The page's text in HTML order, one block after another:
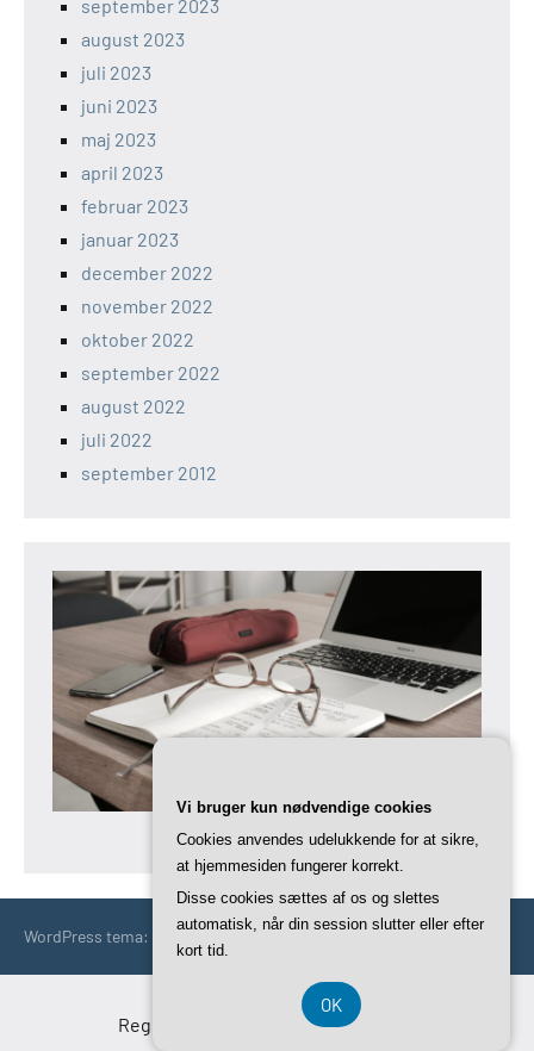
september 2023
august 2023
juli 2023
juni 2023
maj 2023
april 2023
februar 2023
januar 2023
december 2022
november 2022
oktober 2022
september 2022
august 2022
juli 2022
september 2012
WordPress tema: Occasio by ThemeZee.
Registreringsnummer DK 3740 7739
Vi bruger kun nødvendige cookies
Cookies anvendes udelukkende for at sikre,
at hjemmesiden fungerer korrekt.
Disse cookies sættes af os og slettes
automatisk, når din session slutter eller efter
kort tid.
OK